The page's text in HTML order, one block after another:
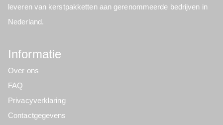
leveren van kerstpakketten aan gerenommeerde bedrijven in
Nederland.
Informatie
Over ons
FAQ
Privacyverklaring
Contactgegevens